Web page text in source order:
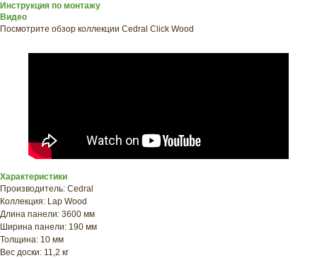
Инструкция по монтажу
Видео
Посмотрите обзор коллекции Cedral Click Wood
Характеристики
Производитель: Cedral
Коллекция: Lap Wood
Длина панели: 3600 мм
Ширина панели: 190 мм
Толщина: 10 мм
Вес доски: 11,2 кг
ХОТИТЕ
ПРИЦЕНИТЬСЯ?
Узнайте примерную
стоимость фасада
прямо сейчас